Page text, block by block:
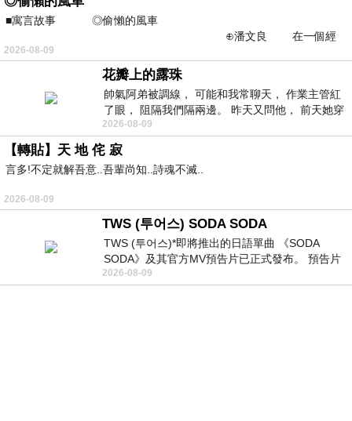
■寓言故事 ◎偷懶的風車
⊕潘文良 在一個經
常颳風的山丘上—&m
2026-08-09
花瓣上的露珠
帥氣阿弟被調線， 可能和我常聊天， 作業主管紅
了眼， 阻隔我們隔兩邊。 昨天又問他， 前天她穿
什麼顏色衣服， 不經
2026-08-09
【轉貼】天 地 侘 寂
言多!不定就解吾意..吾輩尚知..詩魂不滅..
2026-08-09
TWS (투어스) SODA SODA
TWS (투어스)*即將推出的日語單曲 《SODA
SODA》及其官方MV預告片已正式發布。 預告片
一經發布， 就引發了粉絲們對這次夏季回
2026-08-09